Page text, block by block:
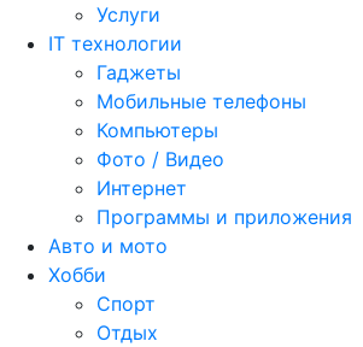
Услуги
IT технологии
Гаджеты
Мобильные телефоны
Компьютеры
Фото / Видео
Интернет
Программы и приложения
Авто и мото
Хобби
Спорт
Отдых